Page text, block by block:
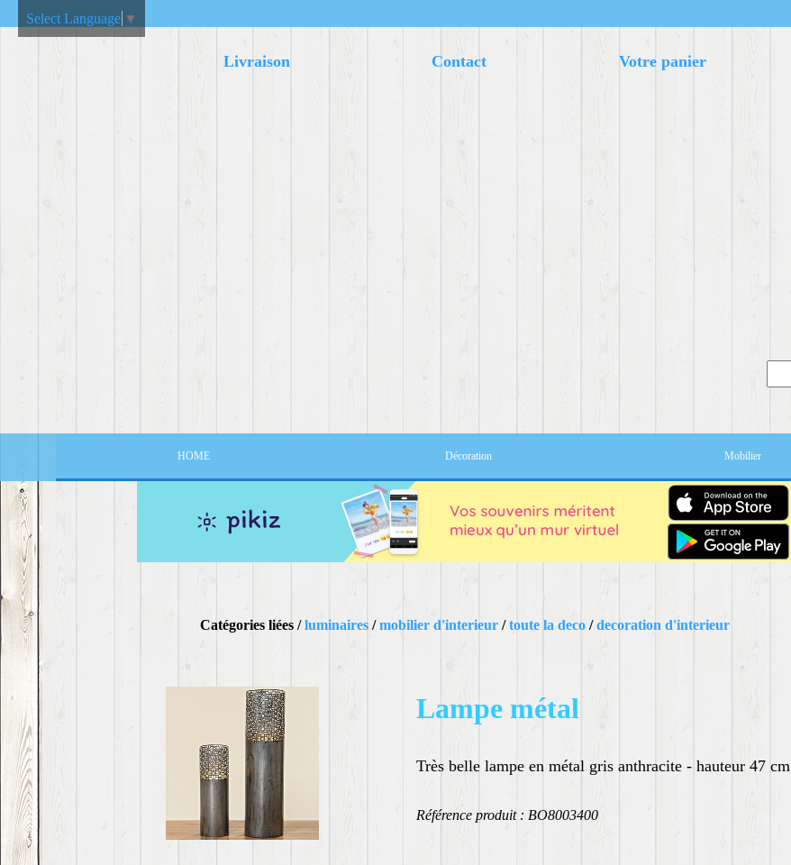
Select Language ▼
Livraison Contact Votre panier
HOME Décoration Mobilier
Catégories liées /luminaires/mobilier d'interieur/toute la deco/decoration d'interieur
Lampe métal
Très belle lampe en métal gris anthracite - hauteur 47 cm
Référence produit : BO8003400